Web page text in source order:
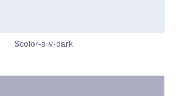
$color-silv-dark